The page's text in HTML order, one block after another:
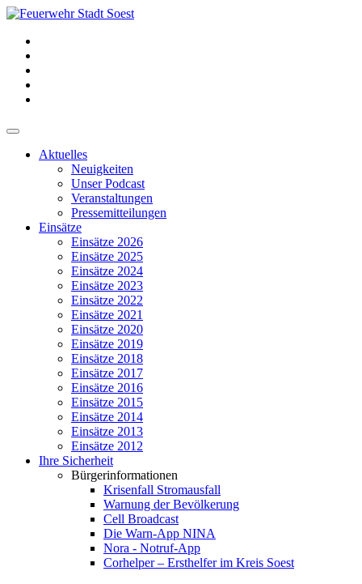
Aktuelles
Neuigkeiten
Unser Podcast
Veranstaltungen
Pressemitteilungen
Einsätze
Einsätze 2026
Einsätze 2025
Einsätze 2024
Einsätze 2023
Einsätze 2022
Einsätze 2021
Einsätze 2020
Einsätze 2019
Einsätze 2018
Einsätze 2017
Einsätze 2016
Einsätze 2015
Einsätze 2014
Einsätze 2013
Einsätze 2012
Ihre Sicherheit
Bürgerinformationen
Krisenfall Stromausfall
Warnung der Bevölkerung
Cell Broadcast
Die Warn-App NINA
Nora - Notruf-App
Corhelper – Ersthelfer im Kreis Soest